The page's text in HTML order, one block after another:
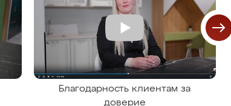
Благодарность клиентам за
доверие